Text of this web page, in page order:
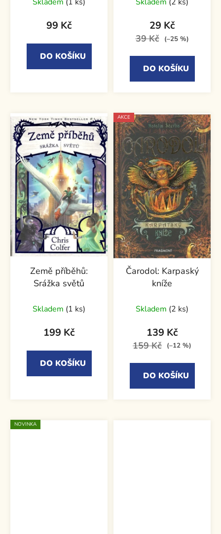
99 Kč
DO KOŠÍKU
29 Kč
39 Kč (–25 %)
DO KOŠÍKU
Země příběhů:
Srážka světů
Skladem (1 ks)
199 Kč
DO KOŠÍKU
AKCE
Čarodol: Karpaský
kníže
Skladem (2 ks)
139 Kč
159 Kč (–12 %)
DO KOŠÍKU
NOVINKA